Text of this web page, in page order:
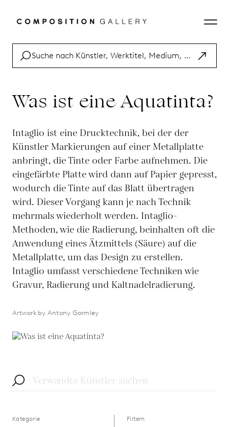
Was ist eine Aquatinta?
Intaglio ist eine Drucktechnik, bei der der
Künstler Markierungen auf einer Metallplatte
anbringt, die Tinte oder Farbe aufnehmen. Die
eingefärbte Platte wird dann auf Papier gepresst,
wodurch die Tinte auf das Blatt übertragen
wird. Dieser Vorgang kann je nach Technik
mehrmals wiederholt werden. Intaglio-
Methoden, wie die Radierung, beinhalten oft die
Anwendung eines Ätzmittels (Säure) auf die
Metallplatte, um das Design zu erstellen.
Intaglio umfasst verschiedene Techniken wie
Gravur, Radierung und Kaltnadelradierung.
Artwork by Antony Gormley
Kategorie Filtern